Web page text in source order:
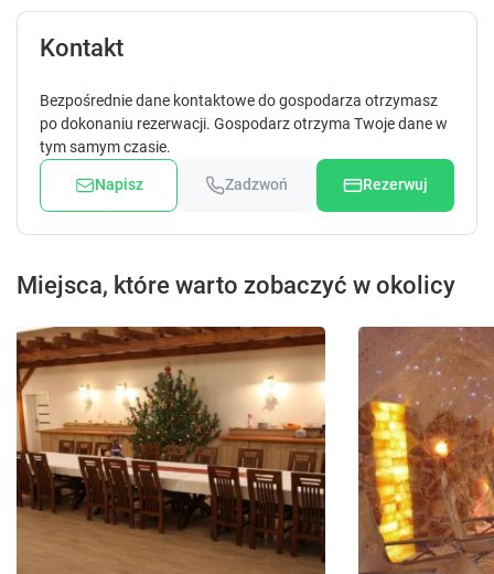
Kontakt
Bezpośrednie dane kontaktowe do gospodarza otrzymasz
po dokonaniu rezerwacji. Gospodarz otrzyma Twoje dane w
tym samym czasie.
Napisz Zadzwoń Rezerwuj
Miejsca, które warto zobaczyć w okolicy